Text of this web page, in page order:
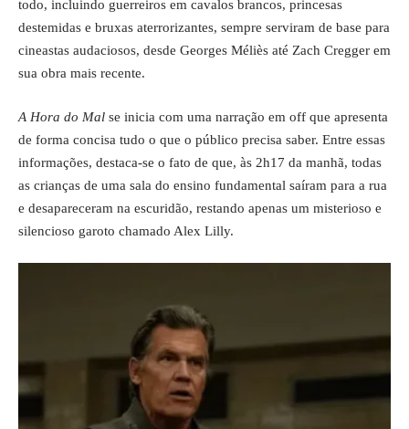
todo, incluindo guerreiros em cavalos brancos, princesas
destemidas e bruxas aterrorizantes, sempre serviram de base para
cineastas audaciosos, desde Georges Méliès até Zach Cregger em
sua obra mais recente.
A Hora do Mal se inicia com uma narração em off que apresenta
de forma concisa tudo o que o público precisa saber. Entre essas
informações, destaca-se o fato de que, às 2h17 da manhã, todas
as crianças de uma sala do ensino fundamental saíram para a rua
e desapareceram na escuridão, restando apenas um misterioso e
silencioso garoto chamado Alex Lilly.